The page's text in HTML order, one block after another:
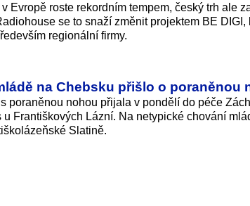
Evropě roste rekordním tempem, český trh ale
se to snaží změnit projektem BE
regionální firmy.
na Chebsku přišlo o poraněnou
poraněnou nohou přijala v pondělí do péče
u Františkových Lázní. Na netypické chování
Slatině.